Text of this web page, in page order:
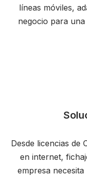
líneas móviles,
negocio para
Desde licencias de
en internet,
empresa